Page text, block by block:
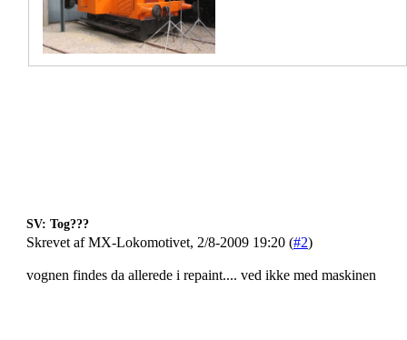
SV: Tog???
Skrevet af MX-Lokomotivet, 2/8-2009 19:20 (#2)
vognen findes da allerede i repaint.... ved ikke med maskinen